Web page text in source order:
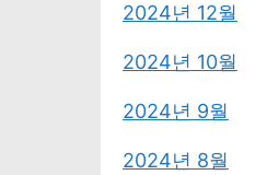
2024년 12월
2024년 10월
2024년 9월
2024년 8월